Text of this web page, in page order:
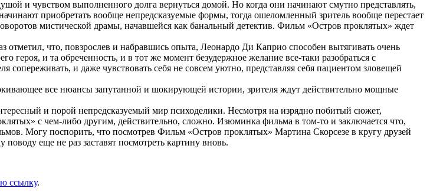
и чувством выполненного долга вернуться домой. Но когда они начинают смутно представлять,
приобретать вообще непредсказуемые формы, тогда ошеломленный зритель вообще перестает
мистической драмы, начавшейся как банальный детектив. Фильм «Остров проклятых» ждет
отметил, что, повзрослев и набравшись опыта, Леонардо Ди Каприо способен вытягивать очень
героя, и та обреченность, и в тот же момент безудержное желание все-таки разобраться с
сопереживать, и даже чувствовать себя не совсем уютно, представляя себя пациентом зловещей
все нюансы запутанной и шокирующей истории, зрителя ждут действительно мощные
и порой непредсказуемый мир психоделики. Несмотря на изрядно побитый сюжет,
с чем-либо другим, действительно, сложно. Изюминка фильма в том-то и заключается что,
Могу поспорить, что посмотрев Фильм «Остров проклятых» Мартина Скорсезе в кругу друзей
еще не раз заставят посмотреть картину вновь.
ссылку.